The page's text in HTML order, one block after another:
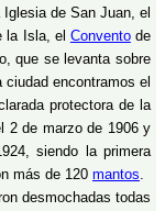
de San Juan, el
la Isla, el Conventode
que se levanta sobre
encontramos el
protectora de la
2 de marzo de 1906 y
siendo la primera
más de 120 mantos.
desmochadas todas